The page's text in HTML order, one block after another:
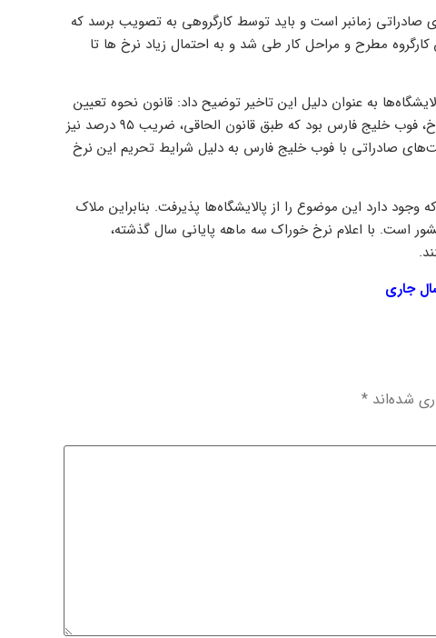
زمانبر است و باید توسط کارگروهی به تصویب برسد که
کارگروه مطرح و مراحل کار طی شد و به احتمال زیاد نرخ ها تا
به عنوان دلیل این تاخیر توضیح داد: قانون نحوه تعیین
نرخ خوراک پالایشگاه‌ ها را مشخص کرده است. قبلا معیار این تعیین نرخ، فوب خلیج فارس بود که طبق قانون الحاقی، ضریب ۹۵ درصد نیز
صادراتی با فوب خلیج فارس به دلیل شرایط تحریم این نرخ
دارد این موضوع را از پالایشگاه‌ها پذیرفت. بنابراین ملاک
است. با اعلام نرخ خوراک سه ماهه پایانی سال گذشته،
جاری
شده‌اند *